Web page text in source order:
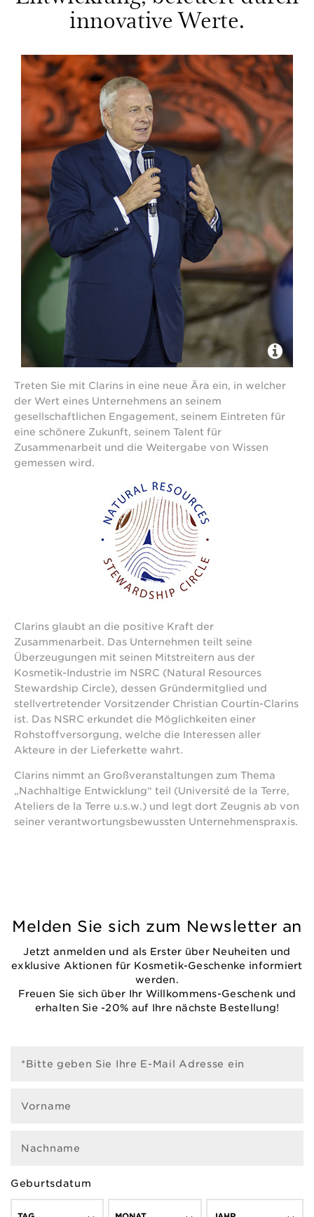
innovative Werte.
Treten Sie mit Clarins in eine neue Ära ein, in welcher
der Wert eines Unternehmens an seinem
gesellschaftlichen Engagement, seinem Eintreten für
eine schönere Zukunft, seinem Talent für
Zusammenarbeit und die Weitergabe von Wissen
gemessen wird.
Clarins glaubt an die positive Kraft der
Zusammenarbeit. Das Unternehmen teilt seine
Überzeugungen mit seinen Mitstreitern aus der
Kosmetik-Industrie im NSRC (Natural Resources
Stewardship Circle), dessen Gründermitglied und
stellvertretender Vorsitzender Christian Courtin-Clarins
ist. Das NSRC erkundet die Möglichkeiten einer
Rohstoffversorgung, welche die Interessen aller
Akteure in der Lieferkette wahrt.
Clarins nimmt an Großveranstaltungen zum Thema
„Nachhaltige Entwicklung“ teil (Université de la Terre,
Ateliers de la Terre u.s.w.) und legt dort Zeugnis ab von
seiner verantwortungsbewussten Unternehmenspraxis.
Melden Sie sich zum Newsletter an
Jetzt anmelden und als Erster über Neuheiten und
exklusive Aktionen für Kosmetik-Geschenke informiert
werden.
Freuen Sie sich über Ihr Willkommens-Geschenk und
erhalten Sie -20% auf Ihre nächste Bestellung!
*Bitte geben Sie Ihre E-Mail Adresse ein
Vorname
Nachname
Geburtsdatum